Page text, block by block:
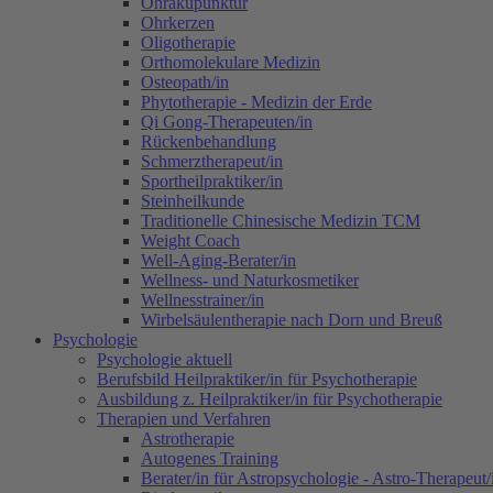
Ohrkerzen
Oligotherapie
Orthomolekulare Medizin
Osteopath/in
Phytotherapie - Medizin der Erde
Qi Gong-Therapeuten/in
Rückenbehandlung
Schmerztherapeut/in
Sportheilpraktiker/in
Steinheilkunde
Traditionelle Chinesische Medizin TCM
Weight Coach
Well-Aging-Berater/in
Wellness- und Naturkosmetiker
Wellnesstrainer/in
Wirbelsäulentherapie nach Dorn und Breuß
Psychologie
Psychologie aktuell
Berufsbild Heilpraktiker/in für Psychotherapie
Ausbildung z. Heilpraktiker/in für Psychotherapie
Therapien und Verfahren
Astrotherapie
Autogenes Training
Berater/in für Astropsychologie - Astro-